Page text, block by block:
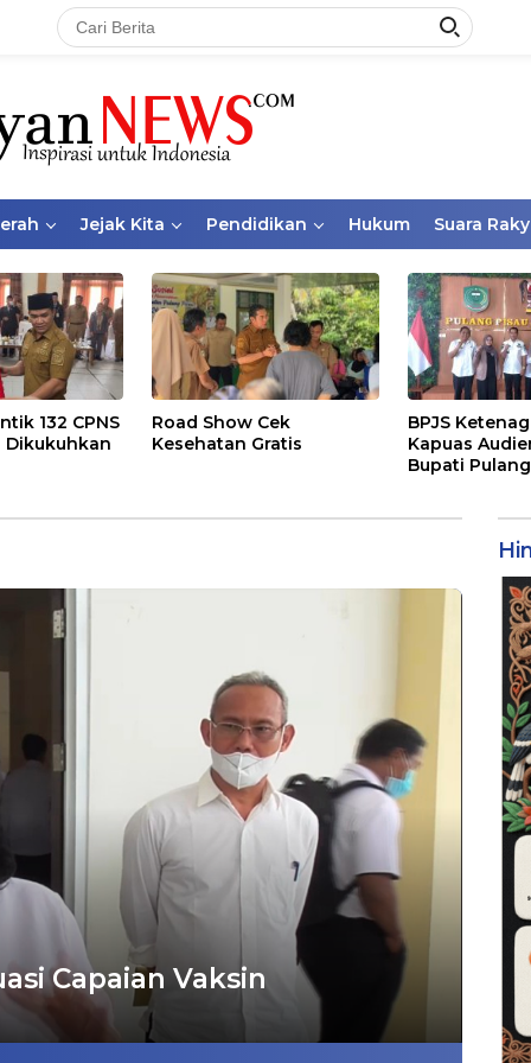
Jejak Kita Pendidikan Hukum Suara
132 CPNS
Dikukuhkan
Road Show Cek
Kesehatan Gratis
BPJS
Kapuas
Bupati
Capaian Vaksin